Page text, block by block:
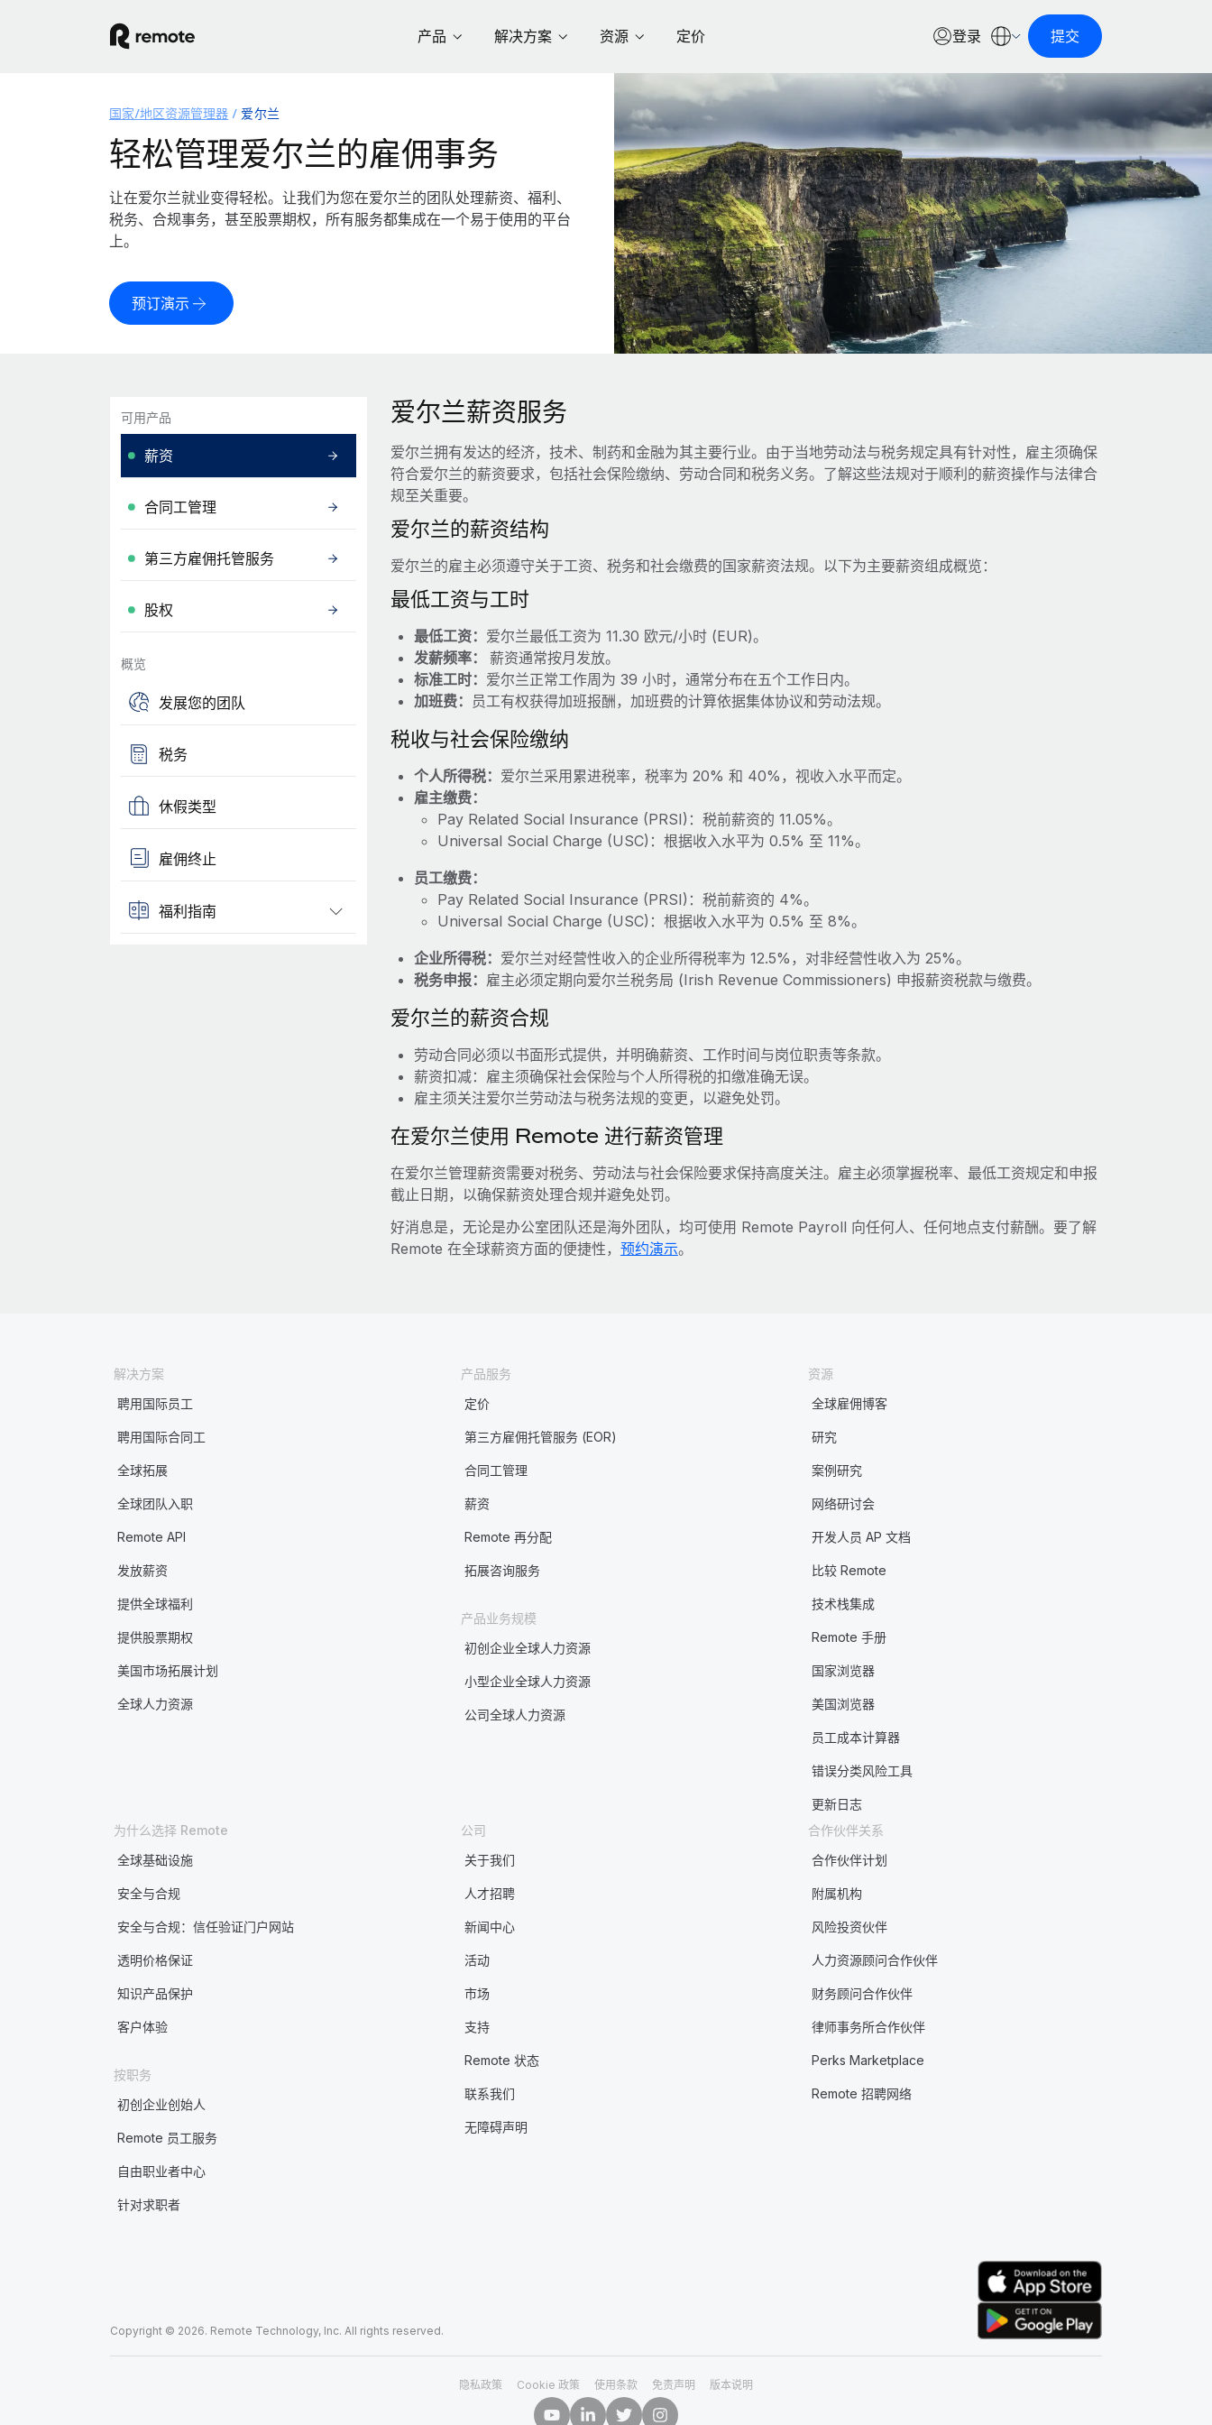
产品 解决方案 资源 定价 登录 提交
国家/地区资源管理器 爱尔兰
轻松管理爱尔兰的雇佣事务
让在爱尔兰就业变得轻松。让我们为您在爱尔兰的团队处理薪资、福利、
税务、合规事务，甚至股票期权，所有服务都集成在一个易于使用的平台
上。
预订演示
可用产品
薪资
合同工管理
第三方雇佣托管服务
股权
概览
发展您的团队
税务
休假类型
雇佣终止
福利指南
爱尔兰薪资服务
爱尔兰拥有发达的经济，技术、制药和金融为其主要行业。由于当地劳动法与税务规定具有针对性，雇主须确保
符合爱尔兰的薪资要求，包括社会保险缴纳、劳动合同和税务义务。了解这些法规对于顺利的薪资操作与法律合
规至关重要。
爱尔兰的薪资结构
爱尔兰的雇主必须遵守关于工资、税务和社会缴费的国家薪资法规。以下为主要薪资组成概览：
最低工资与工时
最低工资： 爱尔兰最低工资为 11.30 欧元/小时 (EUR)。
发薪频率： 薪资通常按月发放。
标准工时： 爱尔兰正常工作周为 39 小时，通常分布在五个工作日内。
加班费： 员工有权获得加班报酬，加班费的计算依据集体协议和劳动法规。
税收与社会保险缴纳
个人所得税： 爱尔兰采用累进税率，税率为 20% 和 40%，视收入水平而定。
雇主缴费：
Pay Related Social Insurance (PRSI)：税前薪资的 11.05%。
Universal Social Charge (USC)：根据收入水平为 0.5% 至 11%。
员工缴费：
Pay Related Social Insurance (PRSI)：税前薪资的 4%。
Universal Social Charge (USC)：根据收入水平为 0.5% 至 8%。
企业所得税： 爱尔兰对经营性收入的企业所得税率为 12.5%，对非经营性收入为 25%。
税务申报： 雇主必须定期向爱尔兰税务局 (Irish Revenue Commissioners) 申报薪资税款与缴费。
爱尔兰的薪资合规
劳动合同必须以书面形式提供，并明确薪资、工作时间与岗位职责等条款。
薪资扣减：雇主须确保社会保险与个人所得税的扣缴准确无误。
雇主须关注爱尔兰劳动法与税务法规的变更，以避免处罚。
在爱尔兰使用 Remote 进行薪资管理
在爱尔兰管理薪资需要对税务、劳动法与社会保险要求保持高度关注。雇主必须掌握税率、最低工资规定和申报
截止日期，以确保薪资处理合规并避免处罚。
好消息是，无论是办公室团队还是海外团队，均可使用 Remote Payroll 向任何人、任何地点支付薪酬。要了解
Remote 在全球薪资方面的便捷性， 预约演示。
解决方案
聘用国际员工
聘用国际合同工
全球拓展
全球团队入职
Remote API
发放薪资
提供全球福利
提供股票期权
美国市场拓展计划
全球人力资源
产品服务
定价
第三方雇佣托管服务 (EOR)
合同工管理
薪资
Remote 再分配
拓展咨询服务
产品业务规模
初创企业全球人力资源
小型企业全球人力资源
公司全球人力资源
资源
全球雇佣博客
研究
案例研究
网络研讨会
开发人员 AP 文档
比较 Remote
技术栈集成
Remote 手册
国家浏览器
美国浏览器
员工成本计算器
错误分类风险工具
更新日志
为什么选择 Remote
全球基础设施
安全与合规
安全与合规：信任验证门户网站
透明价格保证
知识产品保护
客户体验
按职务
初创企业创始人
Remote 员工服务
自由职业者中心
针对求职者
公司
关于我们
人才招聘
新闻中心
活动
市场
支持
Remote 状态
联系我们
无障碍声明
合作伙伴关系
合作伙伴计划
附属机构
风险投资伙伴
人力资源顾问合作伙伴
财务顾问合作伙伴
律师事务所合作伙伴
Perks Marketplace
Remote 招聘网络
Copyright © 2026. Remote Technology, Inc. All rights reserved.
隐私政策 Cookie 政策 使用条款 免责声明 版本说明